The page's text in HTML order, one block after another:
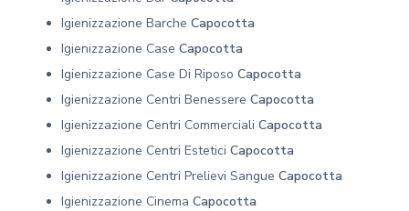
Igienizzazione Barche Capocotta
Igienizzazione Case Capocotta
Igienizzazione Case Di Riposo Capocotta
Igienizzazione Centri Benessere Capocotta
Igienizzazione Centri Commerciali Capocotta
Igienizzazione Centri Estetici Capocotta
Igienizzazione Centri Prelievi Sangue Capocotta
Igienizzazione Cinema Capocotta